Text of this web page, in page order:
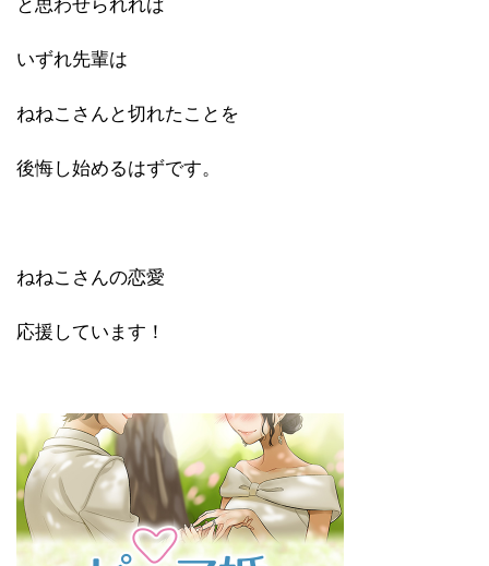
と思わせられれば
いずれ先輩は
ねねこさんと切れたことを
後悔し始めるはずです。
ねねこさんの恋愛
応援しています！